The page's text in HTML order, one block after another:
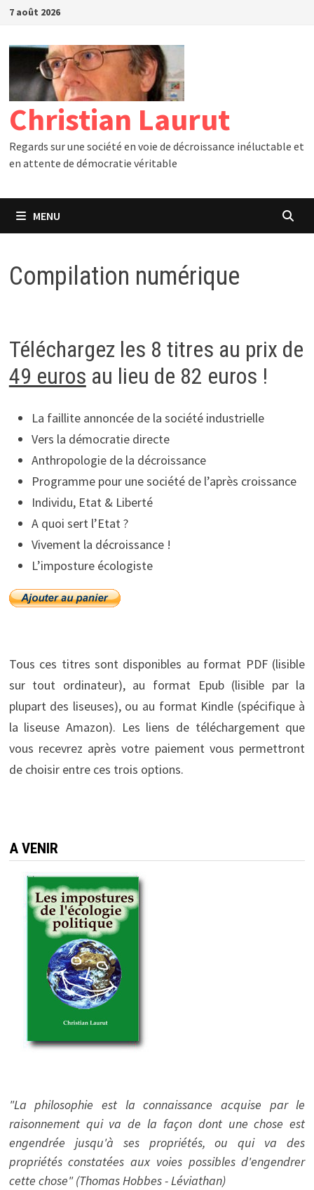
Passer
contenu
7 août 2026
Christian Laurut
Regards sur une société en voie de décroissance inéluctable et
en attente de démocratie véritable
MENU
Compilation numérique
Téléchargez les 8 titres au prix de
49 euros au lieu de 82 euros !
La faillite annoncée de la société industrielle
Vers la démocratie directe
Anthropologie de la décroissance
Programme pour une société de l’après croissance
Individu, Etat & Liberté
A quoi sert l’Etat ?
Vivement la décroissance !
L’imposture écologiste
Tous ces titres sont disponibles au format PDF (lisible
sur tout ordinateur), au format Epub (lisible par la
plupart des liseuses), ou au format Kindle (spécifique à
la liseuse Amazon). Les liens de téléchargement que
vous recevrez après votre paiement vous permettront
de choisir entre ces trois options.
A VENIR
"La philosophie est la connaissance acquise par le
raisonnement qui va de la façon dont une chose est
engendrée jusqu'à ses propriétés, ou qui va des
propriétés constatées aux voies possibles d'engendrer
cette chose" (Thomas Hobbes - Léviathan)